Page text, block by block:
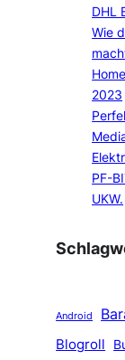
DHL
Wie
2023
PF-
UKW.
Android
Blogroll